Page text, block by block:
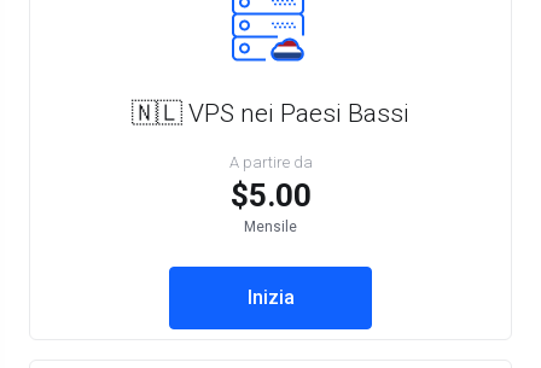
🇳🇱 VPS nei Paesi Bassi
A partire da
$5.00
Mensile
Inizia